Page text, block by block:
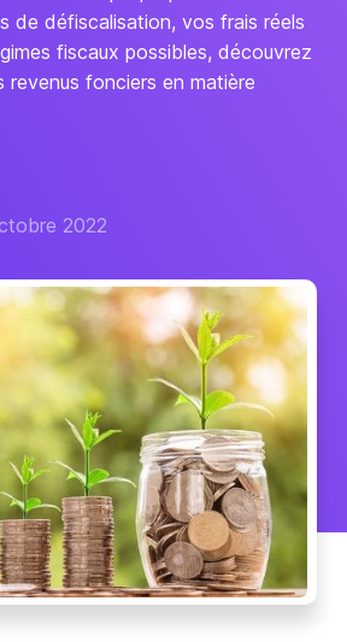
de défiscalisation, vos frais réels
fiscaux possibles, découvrez
revenus fonciers en matière
2022